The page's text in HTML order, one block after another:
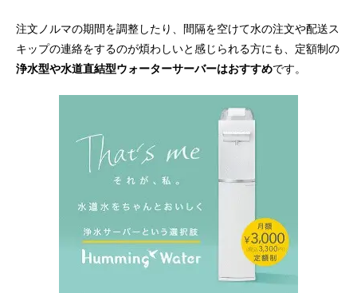
注文ノルマの期間を調整したり、間隔を空けて水の注文や配送ス
キップの連絡をするのが煩わしいと感じられる方にも、定額制の
浄水型や水道直結型ウォーターサーバーはおすすめです。